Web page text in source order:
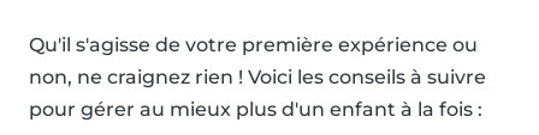
Qu'il s'agisse de votre première expérience ou
non, ne craignez rien ! Voici les conseils à suivre
pour gérer au mieux plus d'un enfant à la fois :